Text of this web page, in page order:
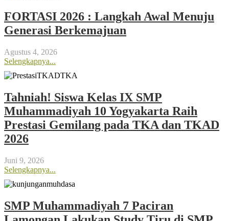
FORTASI 2026 : Langkah Awal Menuju
Generasi Berkemajuan
Agustus 4, 2026
Selengkapnya...
Tahniah! Siswa Kelas IX SMP
Muhammadiyah 10 Yogyakarta Raih
Prestasi Gemilang pada TKA dan TKAD
2026
Juni 9, 2026
Selengkapnya...
SMP Muhammadiyah 7 Paciran